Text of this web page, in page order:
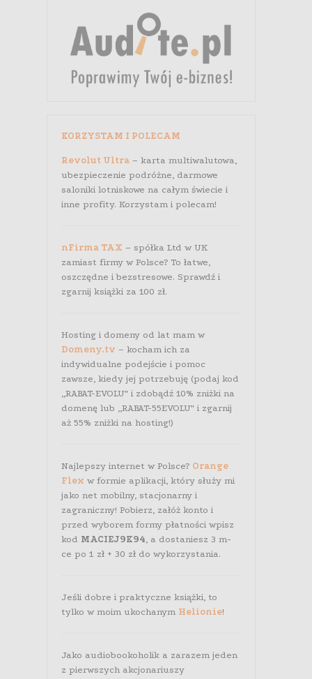
KORZYSTAM I POLECAM
Revolut Ultra– karta multiwalutowa,
ubezpieczenie podróżne, darmowe
saloniki lotniskowe na całym świecie i
inne profity. Korzystam i polecam!
nFirma TAX – spółka Ltd w UK
zamiast firmy w Polsce? To łatwe,
oszczędne i bezstresowe. Sprawdź i
zgarnij książki za 100 zł.
Hosting i domeny od lat mam w
Domeny.tv – kocham ich za
indywidualne podejście i pomoc
zawsze, kiedy jej potrzebuję (podaj kod
„RABAT-EVOLU” i zdobądź 10% zniżki na
domenę lub „RABAT-55EVOLU” i zgarnij
aż 55% zniżki na hosting!)
Najlepszy internet w Polsce? Orange
Flex w formie aplikacji, który służy mi
jako net mobilny, stacjonarny i
zagraniczny! Pobierz, załóż konto i
przed wyborem formy płatności wpisz
kod MACIEJ9K94, a dostaniesz 3 m-
ce po 1 zł + 30 zł do wykorzystania.
Jeśli dobre i praktyczne książki, to
tylko w moim ukochanym Helionie!
Jako audiobookoholik a zarazem jeden
z pierwszych akcjonariuszy